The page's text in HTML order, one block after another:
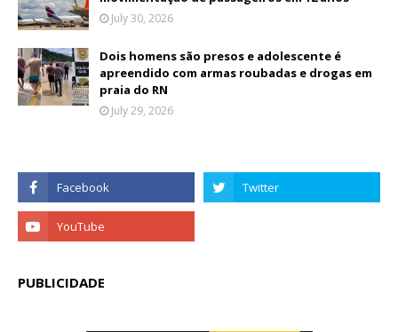
July 30, 2026
Dois homens são presos e adolescente é
apreendido com armas roubadas e drogas em
praia do RN
July 29, 2026
PUBLICIDADE